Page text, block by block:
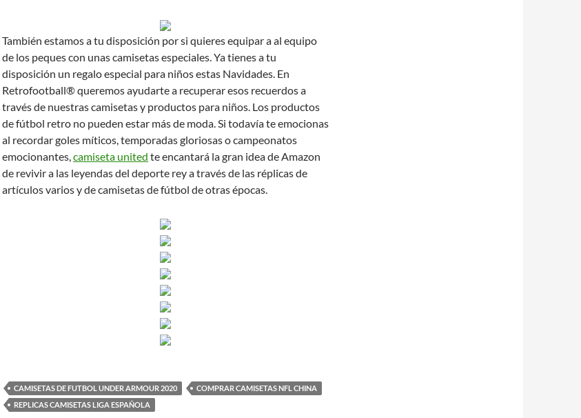
También estamos a tu disposición por si quieres equipar a al equipo
de los peques con unas camisetas especiales. Ya tienes a tu
disposición un regalo especial para niños estas Navidades. En
Retrofootball® queremos ayudarte a recuperar esos recuerdos a
través de nuestras camisetas y productos para niños. Los productos
de fútbol retro no pueden estar más de moda. Si todavía te emocionas
al recordar goles míticos, temporadas gloriosas o campeonatos
emocionantes,camiseta united te encantará la gran idea de Amazon
de revivir a las leyendas del deporte rey a través de las réplicas de
artículos varios y de camisetas de fútbol de otras épocas.
CAMISETAS DE FUTBOL UNDER ARMOUR 2020
COMPRAR CAMISETAS NFL CHINA
REPLICAS CAMISETAS LIGA ESPAÑOLA